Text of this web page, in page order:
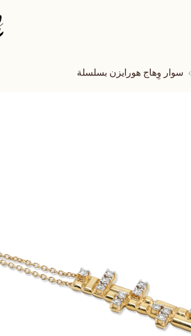
سوار وِهاج هورايزن بسلسلة